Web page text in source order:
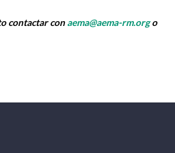
contactar conaema@aema-rm.orgo